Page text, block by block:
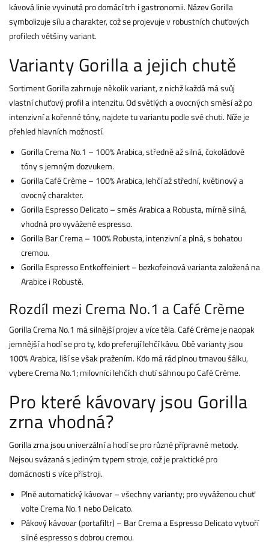
kávová linie vyvinutá pro domácí trh i gastronomii. Název Gorilla
symbolizuje sílu a charakter, což se projevuje v robustních chuťových
profilech většiny variant.
Varianty Gorilla a jejich chutě
Sortiment Gorilla zahrnuje několik variant, z nichž každá má svůj
vlastní chuťový profil a intenzitu. Od světlých a ovocných směsí až po
intenzivní a kořenné tóny, najdete tu variantu podle své chuti. Níže je
přehled hlavních možností.
Gorilla Crema No.1 – 100% Arabica, středně až silná, čokoládové
tóny s jemným dozvukem.
Gorilla Café Crème – 100% Arabica, lehčí až střední, květinový a
ovocný charakter.
Gorilla Espresso Delicato – směs Arabica a Robusta, mírně silná,
vhodná pro vyvážené espresso.
Gorilla Bar Crema – 100% Robusta, intenzivní a plná, s bohatou
cremou.
Gorilla Espresso Entkoffeiniert – bezkofeinová varianta založená na
Arabice i Robustě.
Rozdíl mezi Crema No.1 a Café Crème
Gorilla Crema No.1 má silnější projev a více těla. Café Crème je naopak
jemnější a hodí se pro ty, kdo preferují lehčí kávu. Obě varianty jsou
100% Arabica, liší se však pražením. Kdo má rád plnou tmavou šálku,
vybere Crema No.1; milovníci lehčích chutí sáhnou po Café Crème.
Pro které kávovary jsou Gorilla
zrna vhodná?
Gorilla zrna jsou univerzální a hodí se pro různé přípravné metody.
Nejsou svázaná s jediným typem stroje, což je praktické pro
domácnosti s více přístroji.
Plně automatický kávovar – všechny varianty; pro vyváženou chuť
volte Crema No.1 nebo Delicato.
Pákový kávovar (portafiltr) – Bar Crema a Espresso Delicato vytvoří
silné espresso s dobrou cremou.